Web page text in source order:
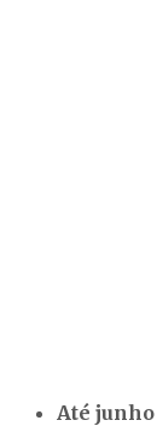
Até junho